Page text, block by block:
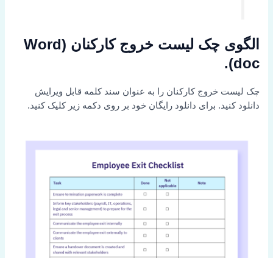
الگوی چک لیست خروج کارکنان (Word
doc).
چک لیست خروج کارکنان را به عنوان سند کلمه قابل ویرایش
دانلود کنید. برای دانلود رایگان خود بر روی دکمه زیر کلیک کنید.